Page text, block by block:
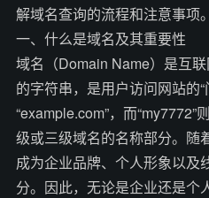
解域名查询的流程和注意事项。
一、什么是域名及其重要性
域名（Domain Name）是互
的字符串，是用户访问网站的
“example.com”，而
级或三级域名的名称部分。随
成为企业品牌、个人形象以及
分。因此，无论是企业还是个